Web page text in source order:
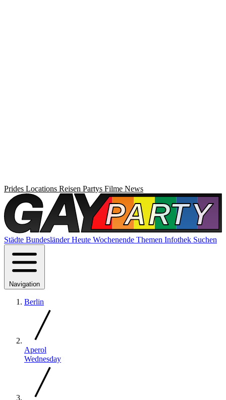
Prides Locations Reisen Partys Filme News
Städte BundesländerHeute Wochenende Themen Infothek Suchen
Navigation
Berlin
Aperol
Wednesday